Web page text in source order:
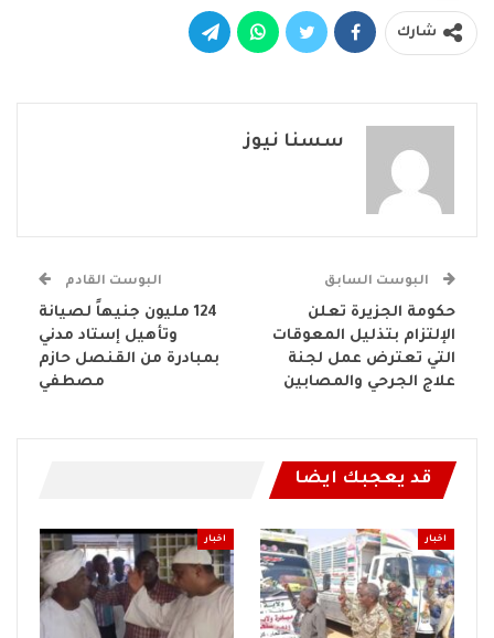
شارك
سسنا نيوز
البوست السابق
حكومة الجزيرة تعلن
الإلتزام بتذليل المعوقات
التي تعترض عمل لجنة
علاج الجرحي والمصابين
البوست القادم
124 مليون جنيهاً لصيانة
وتأهيل إستاد مدني
بمبادرة من القنصل حازم
مصطفي
قد يعجبك ايضا
اخبار اخبار